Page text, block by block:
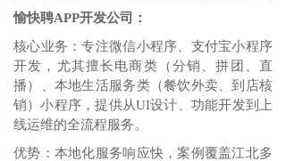
愉快聘APP开发公司：
核心业务：专注微信小程序、支付宝小程序
开发，尤其擅长电商类（分销、拼团、直
播）、本地生活服务类（餐饮外卖、到店核
销）小程序，提供从UI设计、功能开发到上
线运维的全流程服务。
优势：本地化服务响应快，案例覆盖江北多